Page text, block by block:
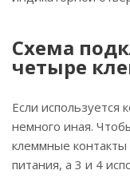
Схема
четыре
Если используется
немного иная.
клеммные
питания, а 3 и 4